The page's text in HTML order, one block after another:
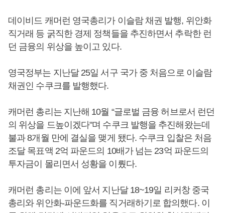
데이비드 캐머런 영국총리가 이슬람 채권 발행, 위안화
직거래 등 굵직한 경제 정책들을 추진하면서 추락한 런
던 금융의 위상을 높이고 있다.
영국정부는 지난달 25일 서구 국가 중 처음으로 이슬람
채권인 수쿠크를 발행했다.
캐머런 총리는 지난해 10월 “글로벌 금융 허브로서 런던
의 위상을 드높이겠다"며 수쿠크 발행을 추진해왔는데
불과 8개월 만에 결실을 맺게 됐다. 수쿠크 입찰은 처음
조달 목표액 2억 파운드의 10배가 넘는 23억 파운드의
투자금이 몰리면서 성황을 이뤘다.
캐머런 총리는 이에 앞서 지난달 18~19일 리커창 중국
총리와 위안화-파운드화를 직거래하기로 합의했다. 이